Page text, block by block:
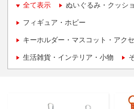
全て表示 ぬいぐるみ・クッシ
フィギュア・ホビー
キーホルダー・マスコット・アク
生活雑貨・インテリア・小物